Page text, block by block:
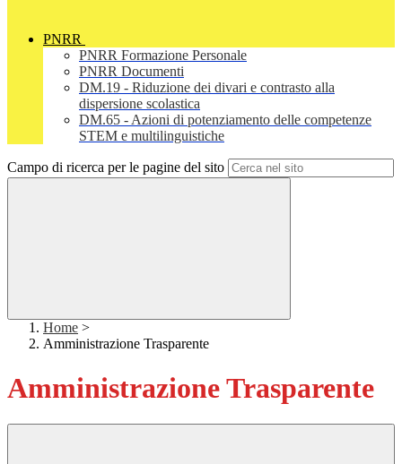
PNRR
PNRR Formazione Personale
PNRR Documenti
DM.19 - Riduzione dei divari e contrasto alla
dispersione scolastica
DM.65 - Azioni di potenziamento delle competenze
STEM e multilinguistiche
Campo di ricerca per le pagine del sito
Home >
Amministrazione Trasparente
Amministrazione Trasparente